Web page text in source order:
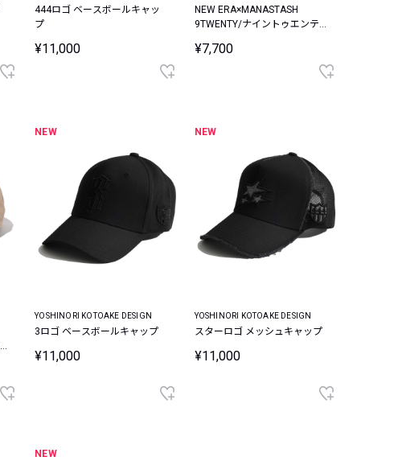
444ロゴ ベースボールキャッ
プ
¥11,000
NEW ERA×MANASTASH
9TWENTY/ナイントゥエンテ
¥7,700
NEW
YOSHINORI KOTOAKE DESIGN
3ロゴ ベースボールキャップ
¥11,000
NEW
YOSHINORI KOTOAKE DESIGN
スターロゴ メッシュキャップ
¥11,000
NEW